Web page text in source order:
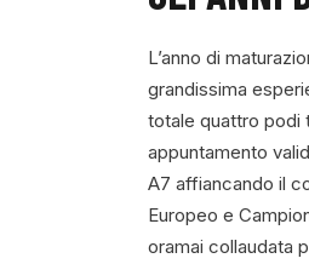
L’anno di
grandissima
totale quattro podi
appuntamento
A7 affiancando il
Europeo e
oramai collaudata